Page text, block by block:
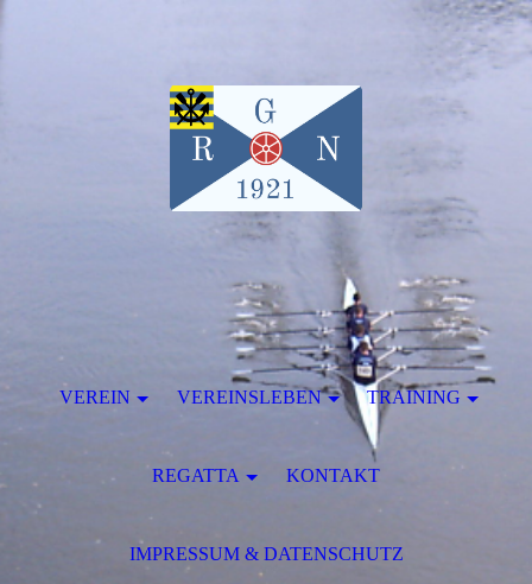
VEREIN VEREINSLEBEN TRAINING
REGATTA KONTAKT
IMPRESSUM & DATENSCHUTZ